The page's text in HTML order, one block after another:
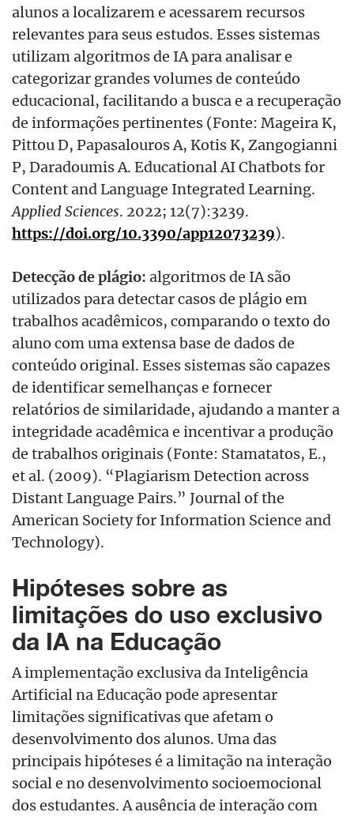
alunos a localizarem e acessarem recursos
relevantes para seus estudos. Esses sistemas
utilizam algoritmos de IA para analisar e
categorizar grandes volumes de conteúdo
educacional, facilitando a busca e a recuperação
de informações pertinentes (Fonte: Mageira K,
Pittou D, Papasalouros A, Kotis K, Zangogianni
P, Daradoumis A. Educational AI Chatbots for
Content and Language Integrated Learning.
Applied Sciences. 2022; 12(7):3239.
https://doi.org/10.3390/app12073239).
Detecção de plágio: algoritmos de IA são
utilizados para detectar casos de plágio em
trabalhos acadêmicos, comparando o texto do
aluno com uma extensa base de dados de
conteúdo original. Esses sistemas são capazes
de identificar semelhanças e fornecer
relatórios de similaridade, ajudando a manter a
integridade acadêmica e incentivar a produção
de trabalhos originais (Fonte: Stamatatos, E.,
et al. (2009). “Plagiarism Detection across
Distant Language Pairs.” Journal of the
American Society for Information Science and
Technology).
Hipóteses sobre as
limitações do uso exclusivo
da IA na Educação
A implementação exclusiva da Inteligência
Artificial na Educação pode apresentar
limitações significativas que afetam o
desenvolvimento dos alunos. Uma das
principais hipótesesé a limitação na interação
social e no desenvolvimento socioemocional
dos estudantes. A ausência de interação com